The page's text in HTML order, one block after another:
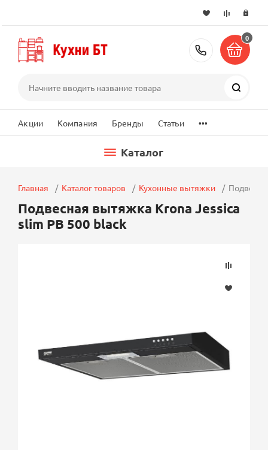
+7 (495)
0
Акции Компания Бренды Статьи ...
Каталог
Главная Каталог товаров Кухонные вытяжки
Подвесная вытяжка Krona Jessica
slim PB 500 black